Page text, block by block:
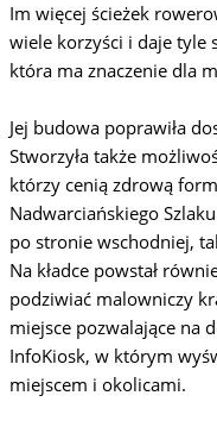
Im więcej ścieżek
wiele korzyści i daje tyle
która ma znaczenie dla
Jej budowa poprawiła
Stworzyła także
którzy cenią zdrową
Nadwarciańskiego
po stronie wschodniej,
Na kładce powstał
podziwiać malowniczy
miejsce pozwalające na
InfoKiosk, w którym
miejscem i okolicami.